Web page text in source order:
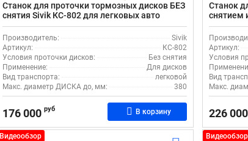
Станок для проточки тормозных дисков БЕЗ
снятия Sivik КС-802 для легковых авто
Производитель:
Sivik
Артикул:
КС-802
Условия проточки дисков:
Без снятия
Применение:
Для дисков
Вид транспорта:
легковой
Макс. диаметр ДИСКА до, мм:
380
176 000 руб В корзину
Станок
снятием
авто
Артикул:
Условия
Вид
Макс.
226 000
Видеообзор Видеообзор